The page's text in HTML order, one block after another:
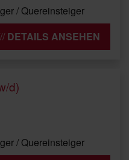
/ Quereinsteiger
DETAILS ANSEHEN
d)
/ Quereinsteiger